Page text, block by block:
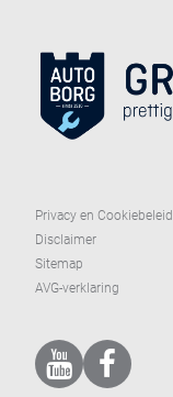
Privacy en Cookiebeleid
Disclaimer
Sitemap
AVG-verklaring